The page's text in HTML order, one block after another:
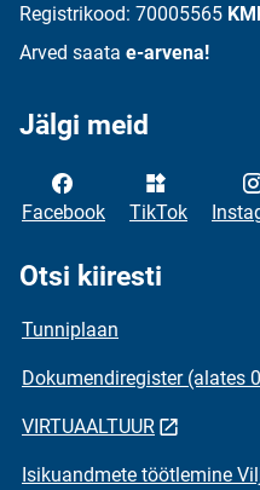
Registrikood: 70005565
Arved saata e-arvena!
Jälgi meid
Facebook TikTok
Otsi kiiresti
Tunniplaan
Dokumendiregister (alates
VIRTUAALTUUR
Isikuandmete töötlemine